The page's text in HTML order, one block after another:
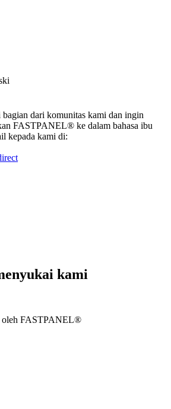
dari komunitas kami dan ingin
FASTPANEL® ke dalam bahasa ibu
kepada kami di:
kami
oleh FASTPANEL®